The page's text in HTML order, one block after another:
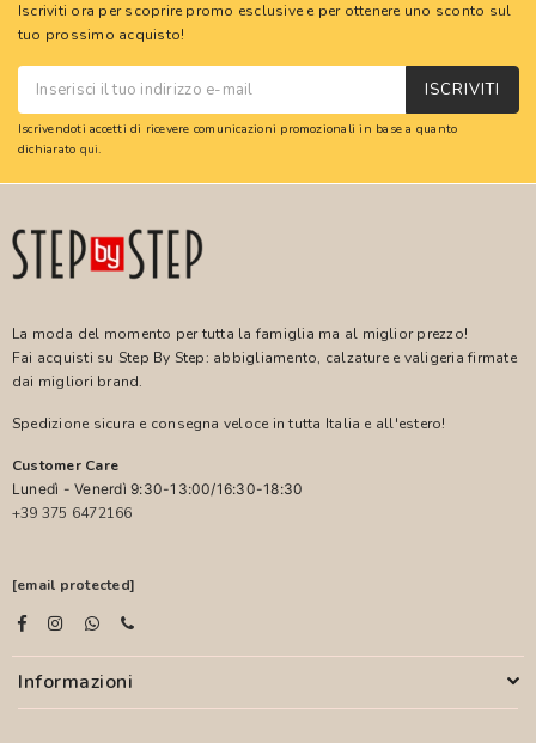
Iscriviti ora per scoprire promo esclusive e per ottenere uno sconto sul
tuo prossimo acquisto!
ISCRIVITI
Iscrivendoti accetti di ricevere comunicazioni promozionali in base a quanto
dichiarato qui.
La moda del momento per tutta la famiglia ma al miglior prezzo!
Fai acquisti su Step By Step: abbigliamento, calzature e valigeria firmate
dai migliori brand.
Spedizione sicura e consegna veloce in tutta Italia e all'estero!
Customer Care
Lunedì - Venerdì 9:30-13:00/16:30-18:30
+39 375 6472166
[email protected]
Informazioni